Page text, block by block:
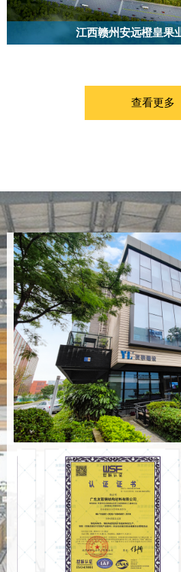
查看更多
江西赣州安远橙皇果